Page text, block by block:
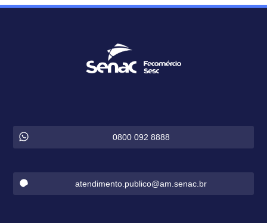
0800 092 8888
atendimento.publico@am.senac.br